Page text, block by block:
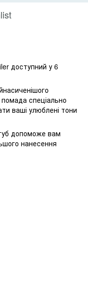
доступний у 6
спеціально
ваші улюблені тони
допоможе вам
нанесення